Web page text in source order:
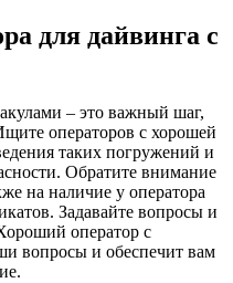
для дайвинга с
– это важный шаг,
операторов с хорошей
таких погружений и
Обратите внимание
на наличие у оператора
Задавайте вопросы и
оператор с
вопросы и обеспечит вам